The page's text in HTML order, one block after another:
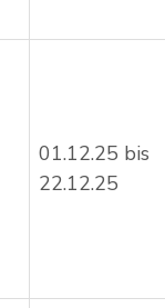
01.12.25 bis
22.12.25